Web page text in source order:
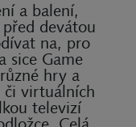
a balení,
devátou
na, pro
sice Game
hry a
či virtuálních
televizí